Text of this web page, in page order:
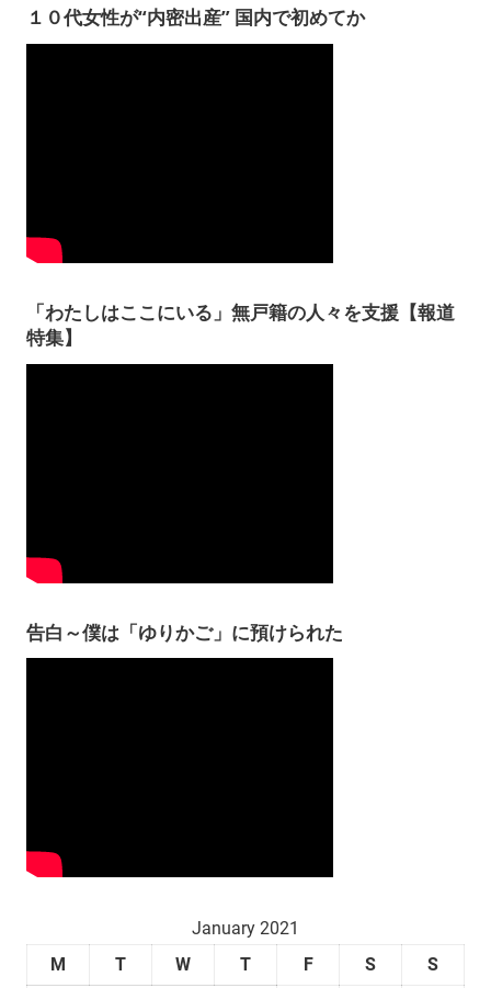
１０代女性が“内密出産” 国内で初めてか
「わたしはここにいる」無戸籍の人々を支援【報道
特集】
告白～僕は「ゆりかご」に預けられた
January 2021
M
T W T F S
S